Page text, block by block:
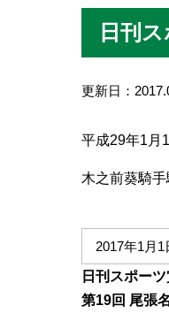
日刊
更新日：
平成29年1月
木之前葵騎
2017年1月1
日刊スポー
第19回 尾張